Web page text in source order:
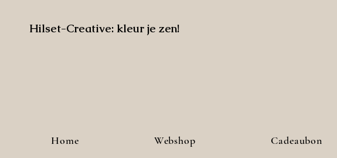
Hilset-Creative: kleur je zen!
Home Webshop Cadeaubon